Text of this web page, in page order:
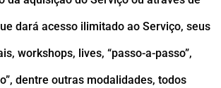
dará acesso ilimitado ao Serviço, seus
workshops, lives, “passo-a-passo”,
dentre outras modalidades, todos